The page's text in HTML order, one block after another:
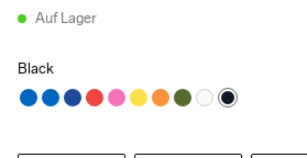
Auf Lager
Black